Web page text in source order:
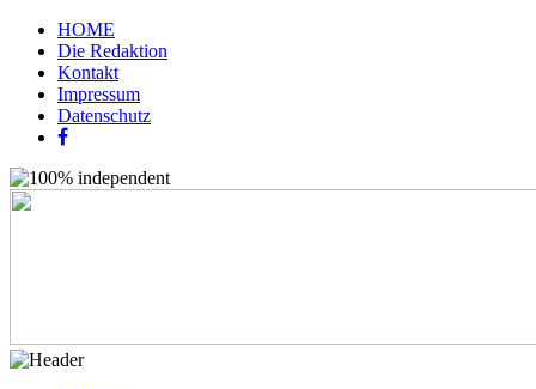
HOME
Die Redaktion
Kontakt
Impressum
Datenschutz